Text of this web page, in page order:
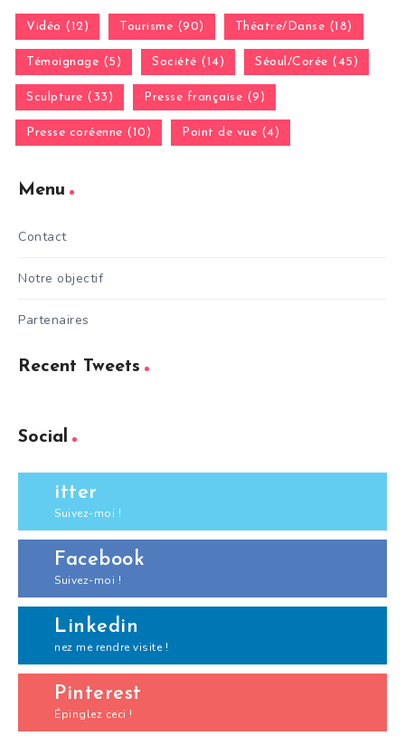
Vidéo (12) Tourisme (90) Théatre/Danse (18)
Témoignage (5) Société (14) Séoul/Corée (45)
Sculpture (33) Presse française (9)
Presse coréenne (10) Point de vue (4)
Menu
Contact
Notre objectif
Partenaires
Recent Tweets
Social
itter
Suivez-moi !
Facebook
Suivez-moi !
Linkedin
nez me rendre visite !
Pinterest
Épinglez ceci !